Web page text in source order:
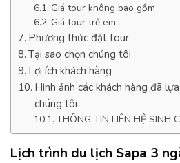
Giá tour không bao gồm
Giá tour trẻ em
Phương thức đặt tour
Tại sao chọn chúng tôi
Lợi ích khách hàng
Hình ảnh các khách hàng đã
chúng tôi
THÔNG TIN LIÊN HỆ SINH
Lịch trình du lịch Sapa 3